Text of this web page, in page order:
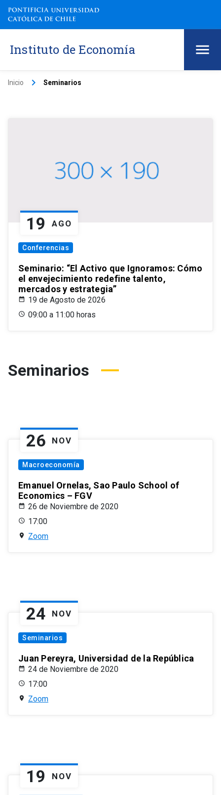
Instituto de Economía
Inicio keyboard_arrow_right Seminarios
19 AGO
Conferencias
Seminario: “El Activo que Ignoramos: Cómo
el envejecimiento redefine talento,
mercados y estrategia”
19 de Agosto de 2026
09:00 a 11:00 horas
Seminarios
26 NOV
Macroeconomía
Emanuel Ornelas, Sao Paulo School of
Economics – FGV
26 de Noviembre de 2020
17:00
Zoom
24 NOV
Seminarios
Juan Pereyra, Universidad de la República
24 de Noviembre de 2020
17:00
Zoom
19 NOV